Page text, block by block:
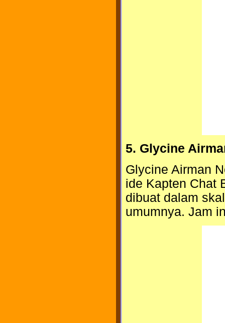
5. Glycine
Glycine Airman
ide Kapten Chat
dibuat dalam
umumnya. Jam